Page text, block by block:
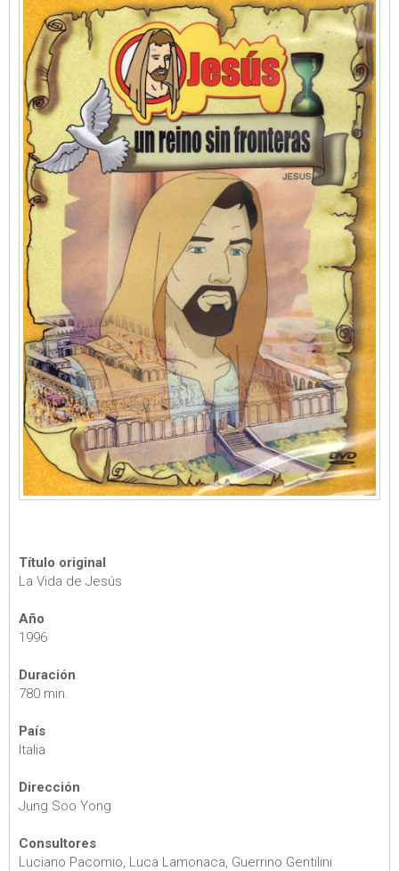
Título original
La Vida de Jesús
Año
1996
Duración
780 min.
País
Italia
Dirección
Jung Soo Yong
Consultores
Luciano Pacomio, Luca Lamonaca, Guerrino Gentilini